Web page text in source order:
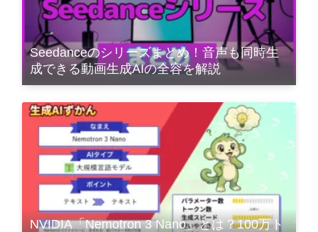
Seedanceのシリーズまとめ！音声も同時生
成できる動画生成AIの全容を解説
NVIDIA「Nemotron 3 Nano」とは？100万ト